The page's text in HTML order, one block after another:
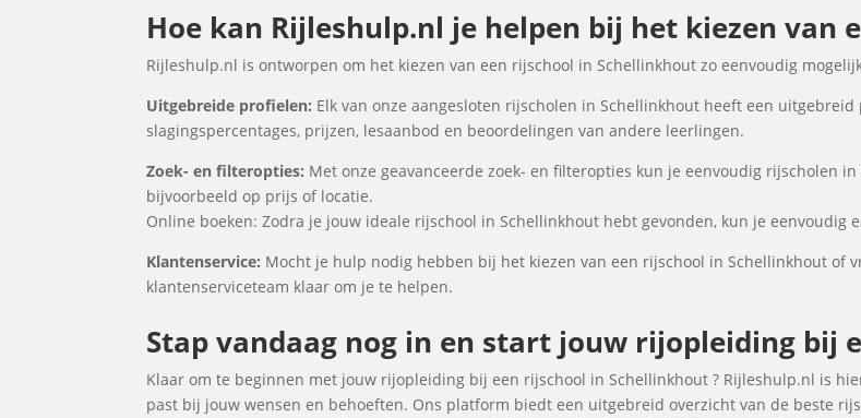
Hoe kan Rijleshulp.nl je helpen bij het kiezen van
Rijleshulp.nl is ontworpen om het kiezen van een rijschool in Schellinkhout zo eenvoudig
Uitgebreide profielen: Elk van onze aangesloten rijscholen in Schellinkhout heeft een
slagingspercentages, prijzen, lesaanbod en beoordelingen van andere leerlingen.
Zoek- en filteropties: Met onze geavanceerde zoek- en filteropties kun je eenvoudig rijscholen
bijvoorbeeld op prijs of locatie.
Online boeken: Zodra je jouw ideale rijschool in Schellinkhout hebt gevonden, kun je eenvoudig
Klantenservice: Mocht je hulp nodig hebben bij het kiezen van een rijschool in Schellinkhout of
klantenserviceteam klaar om je te helpen.
Stap vandaag nog in en start jouw rijopleiding bij
Klaar om te beginnen met jouw rijopleiding bij een rijschool in Schellinkhout ? Rijleshulp.nl is
past bij jouw wensen en behoeften. Ons platform biedt een uitgebreid overzicht van de beste